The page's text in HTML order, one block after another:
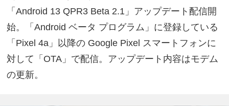
「Android 13 QPR3 Beta 2.1」アップデート配信開
始。「Android ベータ プログラム」に登録している
「Pixel 4a」以降の Google Pixel スマートフォンに
対して「OTA」で配信。アップデート内容はモデム
の更新。